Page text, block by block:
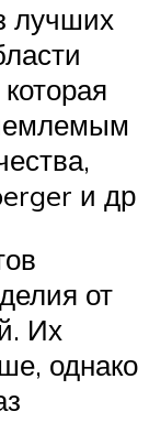
лучших
и др
от
Их
однако